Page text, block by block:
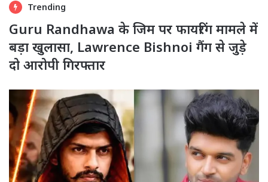
Trending
Guru Randhawa के जिम पर फायरिंग मामले में
बड़ा खुलासा, Lawrence Bishnoi गैंग से जुड़े
दो आरोपी गिरफ्तार